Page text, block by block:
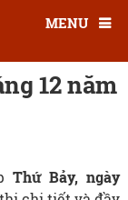
MENU
12 năm
Thứ Bảy, ngày